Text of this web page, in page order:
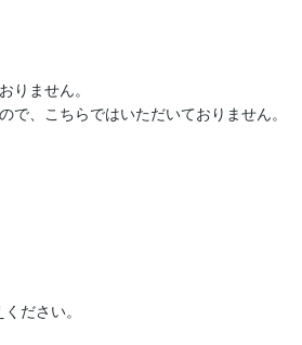
ません。
、こちらではいただいておりません。
ださい。